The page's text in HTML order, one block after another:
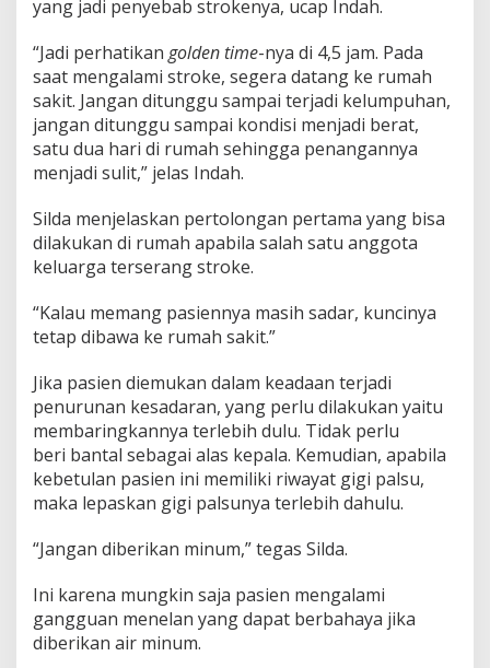
e
a
n
g
a
n
yang jadi penyebab strokenya, ucap Indah.
“Jadi perhatikan golden time-nya di 4,5 jam. Pada
saat mengalami stroke, segera datang ke rumah
sakit. Jangan ditunggu sampai terjadi kelumpuhan,
jangan ditunggu sampai kondisi menjadi berat,
satu dua hari di rumah sehingga penangannya
menjadi sulit,” jelas Indah.
Silda menjelaskan pertolongan pertama yang bisa
dilakukan di rumah apabila salah satu anggota
keluarga terserang stroke.
“Kalau memang pasiennya masih sadar, kuncinya
tetap dibawa ke rumah sakit.”
Jika pasien diemukan dalam keadaan terjadi
penurunan kesadaran, yang perlu dilakukan yaitu
membaringkannya terlebih dulu. Tidak perlu
beri bantal sebagai alas kepala. Kemudian, apabila
kebetulan pasien ini memiliki riwayat gigi palsu,
maka lepaskan gigi palsunya terlebih dahulu.
“Jangan diberikan minum,” tegas Silda.
Ini karena mungkin saja pasien mengalami
gangguan menelan yang dapat berbahaya jika
diberikan air minum.